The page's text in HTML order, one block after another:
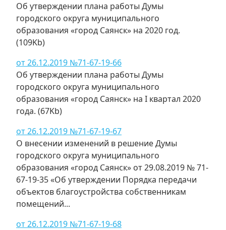
Об утверждении плана работы Думы
городского округа муниципального
образования «город Саянск» на 2020 год.
(109Kb)
от 26.12.2019 №71-67-19-66
Об утверждении плана работы Думы
городского округа муниципального
образования «город Саянск» на I квартал 2020
года. (67Kb)
от 26.12.2019 №71-67-19-67
О внесении изменений в решение Думы
городского округа муниципального
образования «город Саянск» от 29.08.2019 № 71-
67-19-35 «Об утверждении Порядка передачи
объектов благоустройства собственникам
помещений...
от 26.12.2019 №71-67-19-68